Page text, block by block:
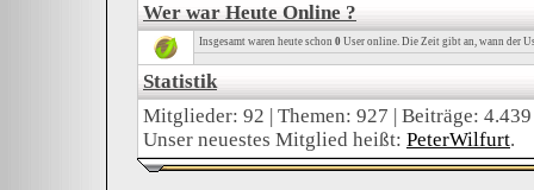
Wer war Heute Online ?
Insgesamt waren heute schon 0 User online. Die Zeit gibt an, wann der
Statistik
Mitglieder: 92 | Themen: 927 | Beiträge:
Unser neuestes Mitglied heißt: PeterWilfurt.